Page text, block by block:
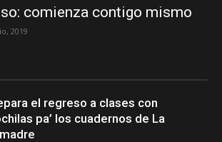
comienza contigo mismo
2019
el regreso a clases con
pa’ los cuadernos de La